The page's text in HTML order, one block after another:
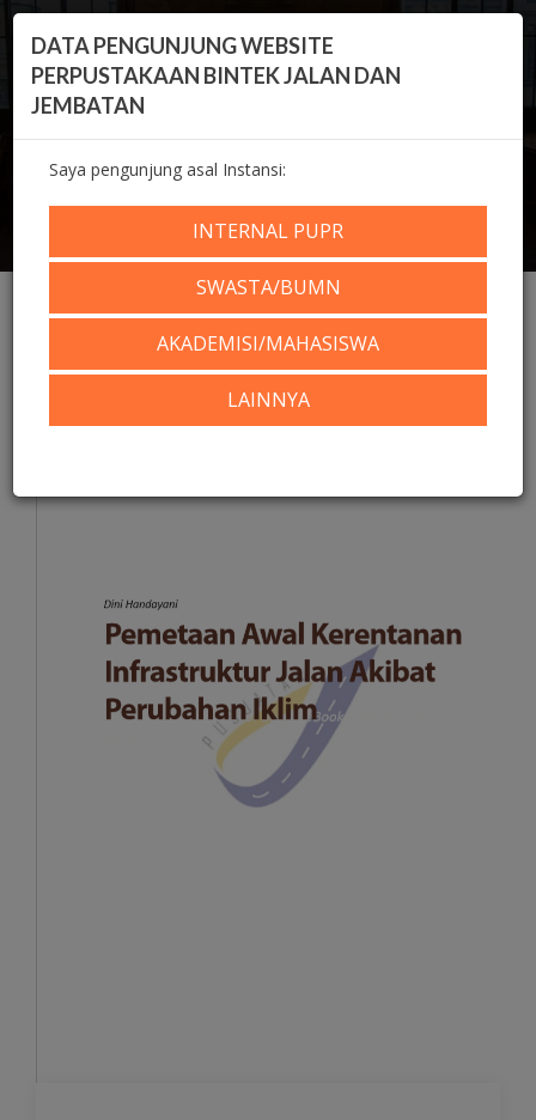
KOLEKSI DIGITAL
Koleksi Digital
DATA PENGUNJUNG WEBSITE
PERPUSTAKAAN BINTEK JALAN DAN
JEMBATAN
Saya pengunjung asal Instansi:
INTERNAL PUPR
SWASTA/BUMN
AKADEMISI/MAHASISWA
LAINNYA